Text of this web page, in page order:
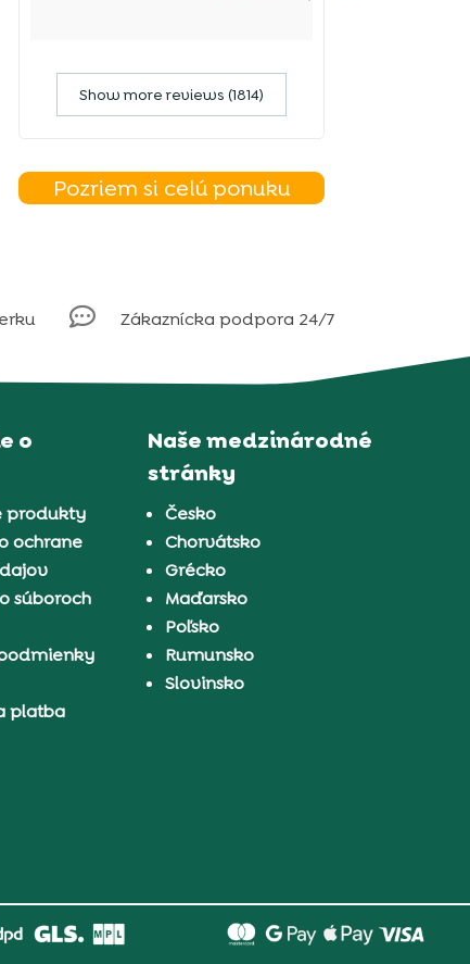
Show more reviews (1814)
Pozriem si celú ponuku
 Zákaznícka podpora 24/7
o
produkty
ochrane
súboroch
platba
Naše medzinárodné
stránky
Česko
Chorvátsko
Grécko
Maďarsko
Poľsko
Rumunsko
Slovinsko